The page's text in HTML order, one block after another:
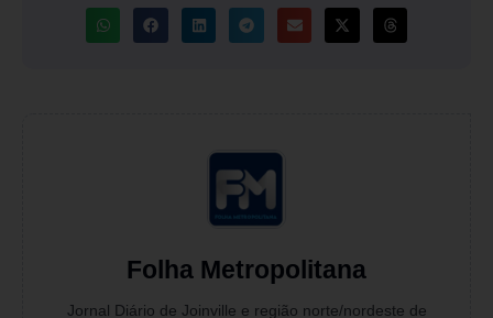
Folha Metropolitana
Jornal Diário de Joinville e região norte/nordeste de